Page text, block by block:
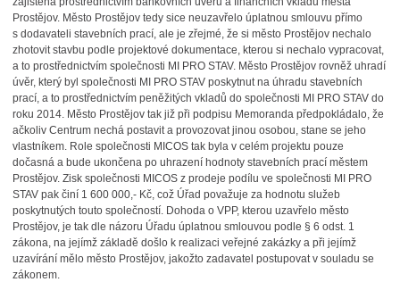
Prostějov. Město Prostějov tedy sice neuzavřelo úplatnou smlouvu přímo
s dodavateli stavebních prací, ale je zřejmé, že si město Prostějov nechalo
zhotovit stavbu podle projektové dokumentace, kterou si nechalo vypracovat,
a to prostřednictvím společnosti MI PRO STAV. Město Prostějov rovněž uhradí
úvěr, který byl společnosti MI PRO STAV poskytnut na úhradu stavebních
prací, a to prostřednictvím peněžitých vkladů do společnosti MI PRO STAV do
roku 2014. Město Prostějov tak již při podpisu Memoranda předpokládalo, že
ačkoliv Centrum nechá postavit a provozovat jinou osobou, stane se jeho
vlastníkem. Role společnosti MICOS tak byla v celém projektu pouze
dočasná a bude ukončena po uhrazení hodnoty stavebních prací městem
Prostějov. Zisk společnosti MICOS z prodeje podílu ve společnosti MI PRO
STAV pak činí 1 600 000,- Kč, což Úřad považuje za hodnotu služeb
poskytnutých touto společností. Dohoda o VPP, kterou uzavřelo město
Prostějov, je tak dle názoru Úřadu úplatnou smlouvou podle § 6 odst. 1
zákona, na jejímž základě došlo k realizaci veřejné zakázky a při jejímž
uzavírání mělo město Prostějov, jakožto zadavatel postupovat v souladu se
zákonem.